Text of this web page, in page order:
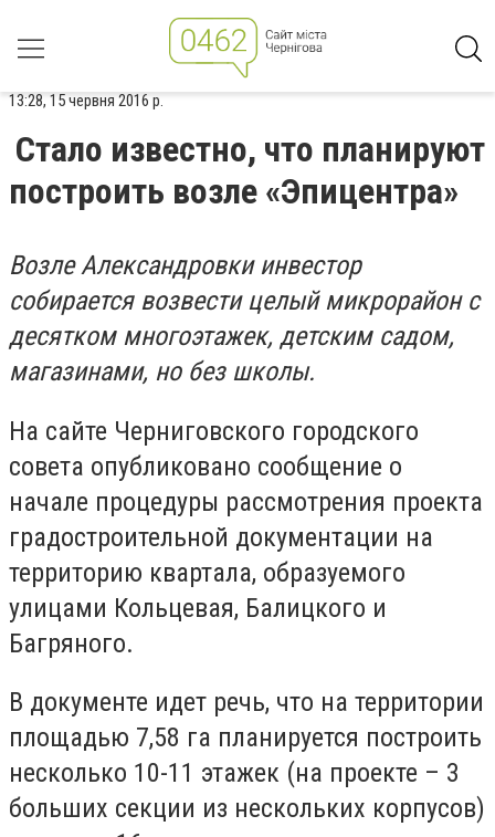
13:28, 15 червня 2016 р.
Стало известно, что планируют
построить возле «Эпицентра»
Возле Александровки инвестор
собирается возвести целый микрорайон с
десятком многоэтажек, детским садом,
магазинами, но без школы.
На сайте Черниговского городского
совета опубликовано сообщение о
начале процедуры рассмотрения проекта
градостроительной документации на
территорию квартала, образуемого
улицами Кольцевая, Балицкого и
Багряного.
В документе идет речь, что на территории
площадью 7,58 га планируется построить
несколько 10-11 этажек (на проекте – 3
больших секции из нескольких корпусов)